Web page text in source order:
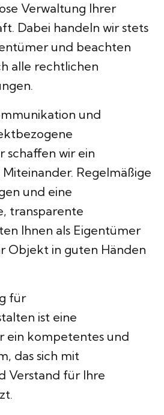
Verwaltung Ihrer
Dabei handeln wir stets
und beachten
alle rechtlichen
und
schaffen wir ein
Regelmäßige
und eine
transparente
Ihnen als Eigentümer
Objekt in guten Händen
für
ist eine
ein kompetentes und
das sich mit
Verstand für Ihre